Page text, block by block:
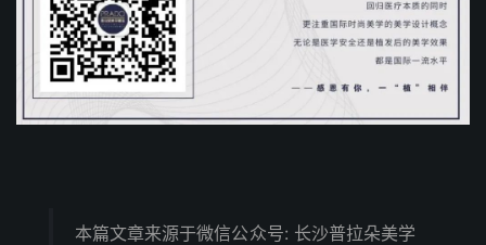
本篇文章来源于微信公众号: 长沙普拉朵美学